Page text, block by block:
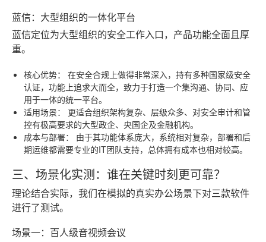
蓝信：大型组织的一体化平台
蓝信定位为大型组织的安全工作入口，产品功能全面且厚
重。
核心优势：
在安全合规上做得非常深入，持有多种国家级安全
认证，功能上追求大而全，致力于打造一个集沟通、协同、应
用于一体的统一平台。
适用场景：
更适合组织架构复杂、层级众多、对安全审计和管
控有极高要求的大型政企、央国企及金融机构。
成本与部署：
由于其功能体系庞大，系统相对复杂，部署和后
期运维都需要专业的IT团队支持，总体拥有成本也相对较高。
三、场景化实测：谁在关键时刻更可靠？
理论结合实际，我们在模拟的真实办公场景下对三款软件
进行了测试。
场景一：百人级音视频会议